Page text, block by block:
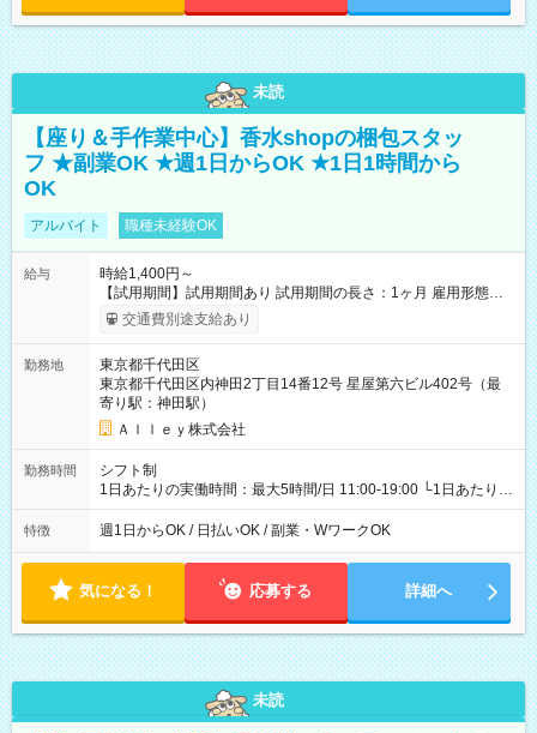
未読
【座り＆手作業中心】香水shopの梱包スタッ
フ ★副業OK ★週1日からOK ★1日1時間から
OK
アルバイト 職種未経験OK
給与
時給1,400円～
【試用期間】試用期間あり 試用期間の長さ：1ヶ月 雇用形態、
給与は本採用時と同じです。
交通費別途支給あり
勤務地
東京都千代田区
東京都千代田区内神田2丁目14番12号 星屋第六ビル402号（最
寄り駅：神田駅）
Ａｌｌｅｙ株式会社
勤務時間
シフト制
1日あたりの実働時間：最大5時間/日 11:00-19:00 └1日あたりの
実働時間：1-5時間 └上記の時間帯内であれば、いつでも勤務可
能！ └平日・土曜日の中で、お好きな曜日でご勤務いただけま
18:00 などのように、自由な働き方が可能なお仕事です！
特徴 週1日からOK / 日払いOK / 副業・WワークOK
気になる！ 応募する 詳細へ
未読